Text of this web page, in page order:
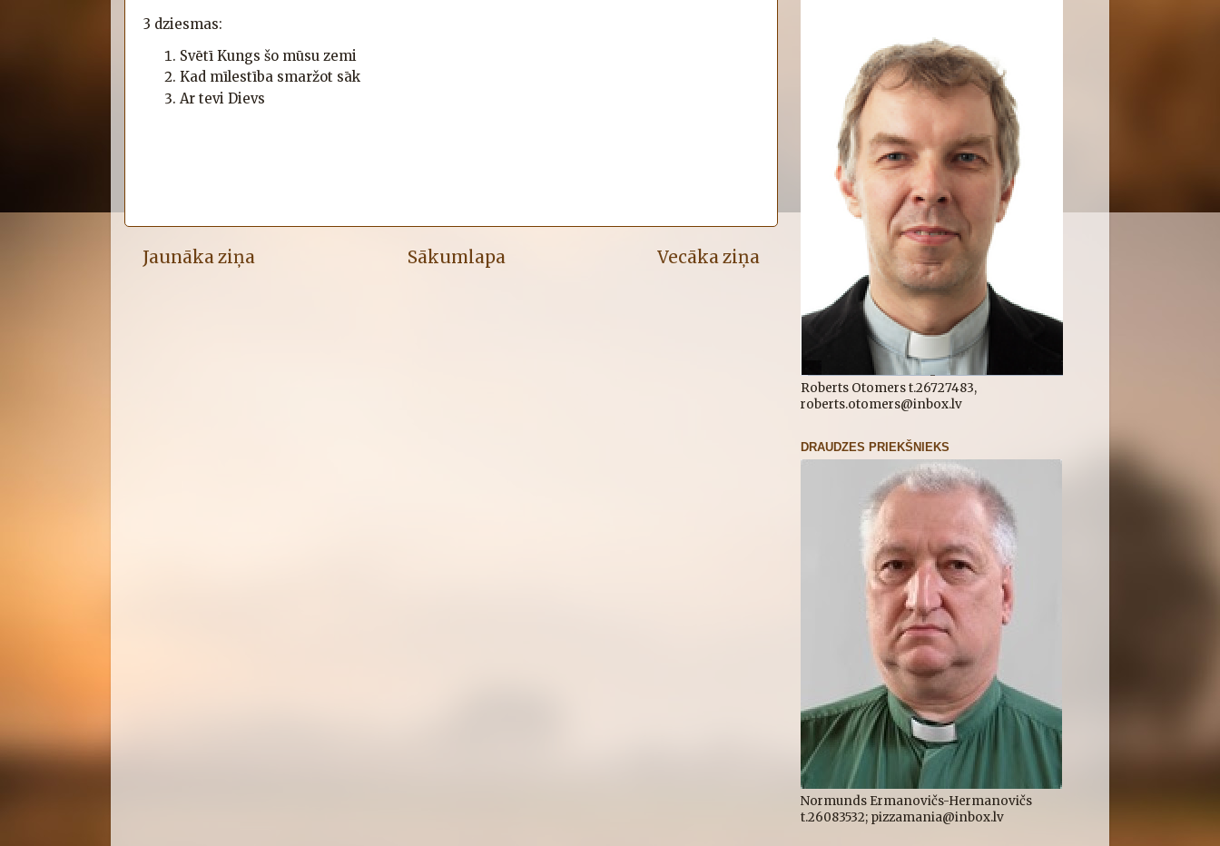
3 dziesmas:
Svētī Kungs šo mūsu zemi
Kad mīlestība smaržot sāk
Ar tevi Dievs
Jaunāka ziņa Vecāka ziņa
Sākumlapa
Roberts Otomers t.26727483,
roberts.otomers@inbox.lv
DRAUDZES PRIEKŠNIEKS
Normunds Ermanovičs-Hermanovičs
t.26083532; pizzamania@inbox.lv